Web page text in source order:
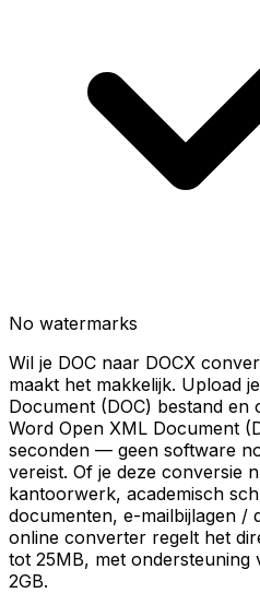
No watermarks
Wil je DOC naar DOCX
maakt het makkelijk. Upload
Document (DOC) bestand
Word Open XML Document
seconden — geen software
vereist. Of je deze conversie
kantoorwerk, academisch
documenten, e-mailbijlagen /
online converter regelt het
tot 25MB, met
2GB.